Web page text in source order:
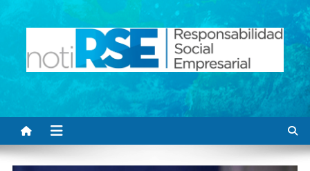
Noti RSE
Noticias con sentido responsable